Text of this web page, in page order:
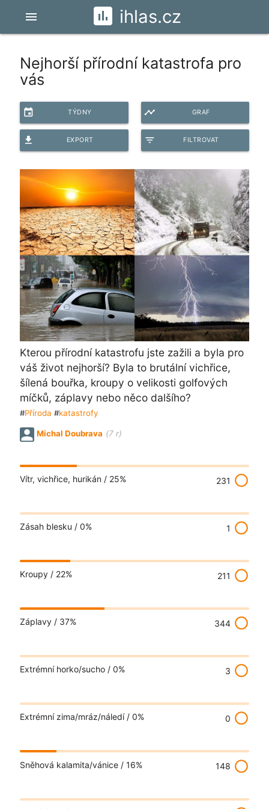
ihlas.cz
menu
Nejhorší přírodní katastrofa pro
vás
event TÝDNY timeline GRAF
file_download EXPORT filter_list FILTROVAT
Kterou přírodní katastrofu jste zažili a byla pro
váš život nejhorší? Byla to brutální vichřice,
šílená bouřka, kroupy o velikosti golfových
míčků, záplavy nebo něco dalšího?
#Příroda #katastrofy
Michal Doubrava (7 r)
Vítr, vichřice, hurikán / 25% 231 radio_button_unchecked
Zásah blesku / 0% 1 radio_button_unchecked
Kroupy / 22% 211 radio_button_unchecked
Záplavy / 37% 344 radio_button_unchecked
Extrémní horko/sucho / 0% 3 radio_button_unchecked
Extrémní zima/mráz/náledí / 0% 0 radio_button_unchecked
Sněhová kalamita/vánice / 16% 148 radio_button_unchecked